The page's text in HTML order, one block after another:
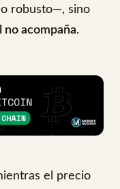
robusto—, sino
no acompaña.
el precio